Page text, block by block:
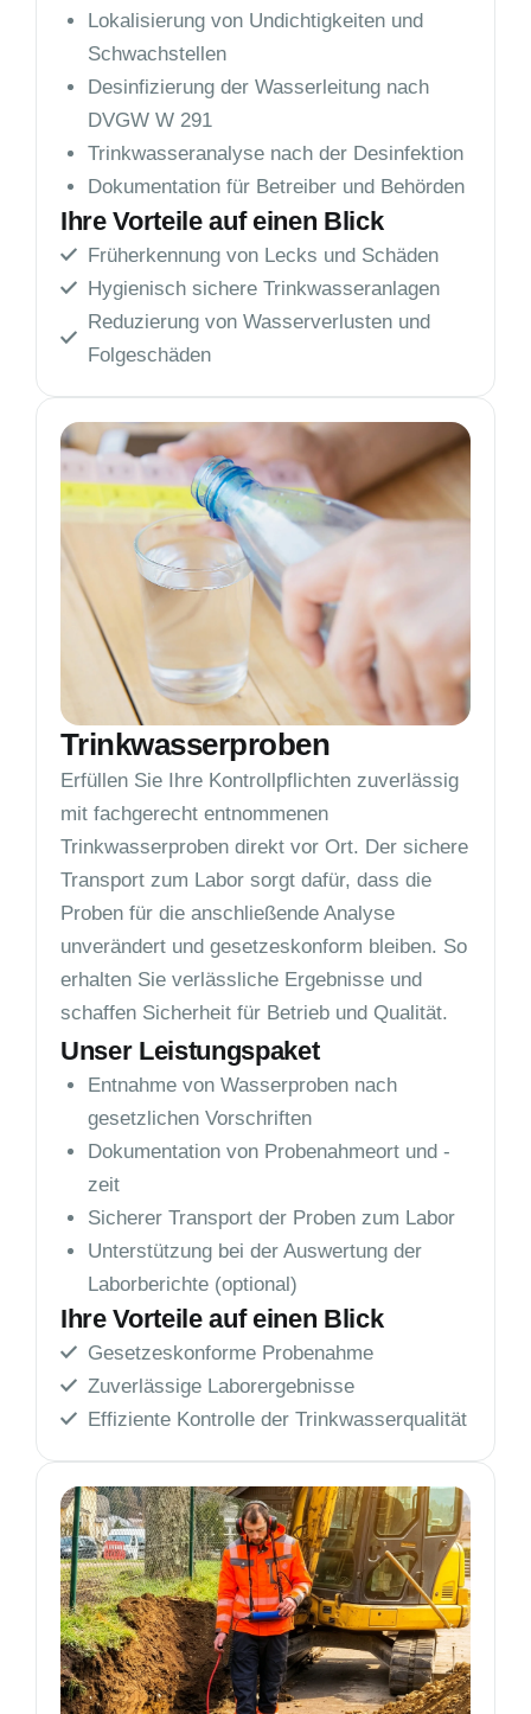
Lokalisierung von Undichtigkeiten und
Schwachstellen
Desinfizierung der Wasserleitung nach
DVGW W 291
Trinkwasseranalyse nach der Desinfektion
Dokumentation für Betreiber und Behörden
Ihre Vorteile auf einen Blick
Früherkennung von Lecks und Schäden
Hygienisch sichere Trinkwasseranlagen
Reduzierung von Wasserverlusten und
Folgeschäden
Trinkwasserproben
Erfüllen Sie Ihre Kontrollpflichten zuverlässig
mit fachgerecht entnommenen
Trinkwasserproben direkt vor Ort. Der sichere
Transport zum Labor sorgt dafür, dass die
Proben für die anschließende Analyse
unverändert und gesetzeskonform bleiben. So
erhalten Sie verlässliche Ergebnisse und
schaffen Sicherheit für Betrieb und Qualität.
Unser Leistungspaket
Entnahme von Wasserproben nach
gesetzlichen Vorschriften
Dokumentation von Probenahmeort und -
zeit
Sicherer Transport der Proben zum Labor
Unterstützung bei der Auswertung der
Laborberichte (optional)
Ihre Vorteile auf einen Blick
Gesetzeskonforme Probenahme
Zuverlässige Laborergebnisse
Effiziente Kontrolle der Trinkwasserqualität